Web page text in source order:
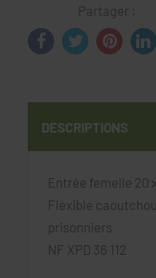
Partager :
DESCRIPTIONS
Entrée femelle 20
Flexible
prisonniers
NF XPD 36 112